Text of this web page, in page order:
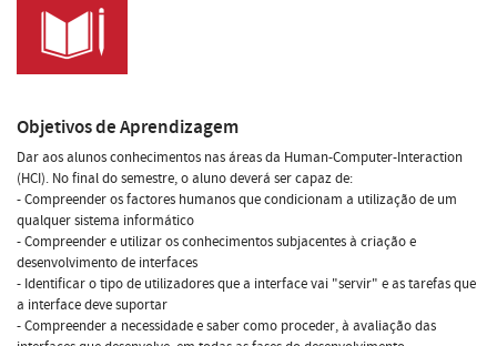
Objetivos de Aprendizagem
Dar aos alunos conhecimentos nas áreas da Human-Computer-Interaction
(HCI). No final do semestre, o aluno deverá ser capaz de:
- Compreender os factores humanos que condicionam a utilização de um
qualquer sistema informático
- Compreender e utilizar os conhecimentos subjacentes à criação e
desenvolvimento de interfaces
- Identificar o tipo de utilizadores que a interface vai "servir" e as tarefas que
a interface deve suportar
- Compreender a necessidade e saber como proceder, à avaliação das